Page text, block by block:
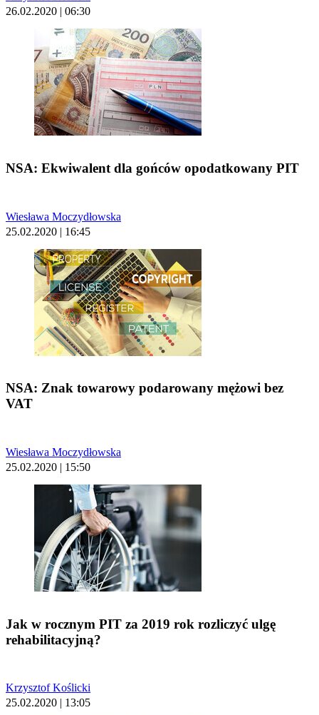
26.02.2020 | 06:30
NSA: Ekwiwalent dla gońców opodatkowany PIT
Wiesława Moczydłowska
25.02.2020 | 16:45
NSA: Znak towarowy podarowany mężowi bez
VAT
Wiesława Moczydłowska
25.02.2020 | 15:50
Jak w rocznym PIT za 2019 rok rozliczyć ulgę
rehabilitacyjną?
Krzysztof Koślicki
25.02.2020 | 13:05